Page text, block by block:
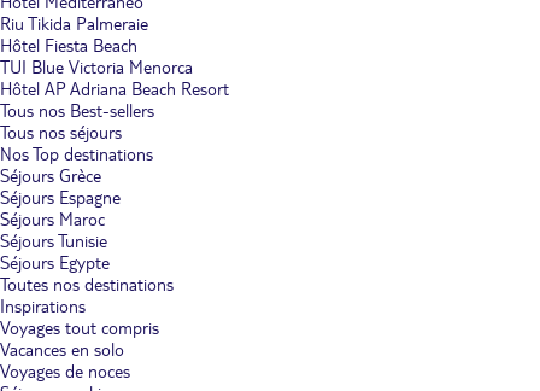
Riu Tikida Palmeraie
Hôtel Fiesta Beach
TUI Blue Victoria Menorca
Hôtel AP Adriana Beach Resort
Tous nos Best-sellers
Tous nos séjours
Nos Top destinations
Séjours Grèce
Séjours Espagne
Séjours Maroc
Séjours Tunisie
Séjours Egypte
Toutes nos destinations
Inspirations
Voyages tout compris
Vacances en solo
Voyages de noces